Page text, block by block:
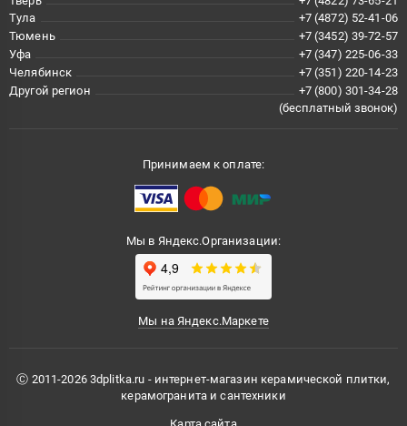
Тула
+7 (4872) 52-41-06
Тюмень
+7 (3452) 39-72-57
Уфа
+7 (347) 225-06-33
Челябинск
+7 (351) 220-14-23
Другой регион
+7 (800) 301-34-28
(бесплатный звонок)
Принимаем к оплате:
Мы в Яндекс.Организации:
Мы на Яндекс.Маркете
Ⓒ 2011-2026 3dplitka.ru - интернет-магазин керамической плитки,
керамогранита и сантехники